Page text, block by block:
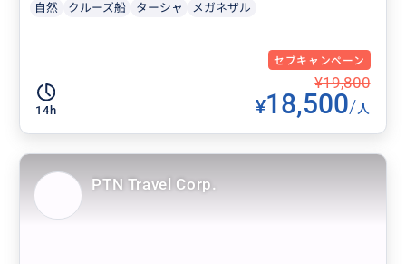
自然 クルーズ船 ターシャ メガネザル
セブキャンペーン
14h
¥19,800
¥18,500/人
PTN Travel Corp.